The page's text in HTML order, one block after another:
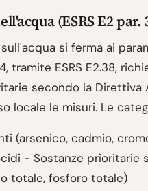
(ESRS E2 par.
si ferma ai
tramite ESRS E2.38,
secondo la Direttiva
locale le misuri. Le
(arsenico, cadmio,
- Sostanze prioritarie
totale, fosforo totale)